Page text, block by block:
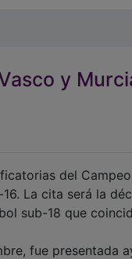
y
del
La cita será la
sub-18 que
fue presentada